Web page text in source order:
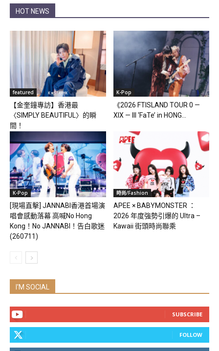
HOT NEWS
featured
【金奎鐘專訪】香港最
〈SIMPLY BEAUTIFUL〉的瞬
間！
K-Pop
《2026 FTISLAND TOUR 0 —
XIX — III ‘FaTe’ in HONG...
K-Pop
[現場直擊] JANNABI香港首場演
唱會感動落幕 高喊No Hong
Kong！No JANNABI！告白歌迷
(260711)
時尚/Fashion
APEE × BABYMONSTER ：
2026 年度強勢引爆的 Ultra –
Kawaii 街頭時尚聯乘
I'M SOCIAL
SUBSCRIBE
FOLLOW